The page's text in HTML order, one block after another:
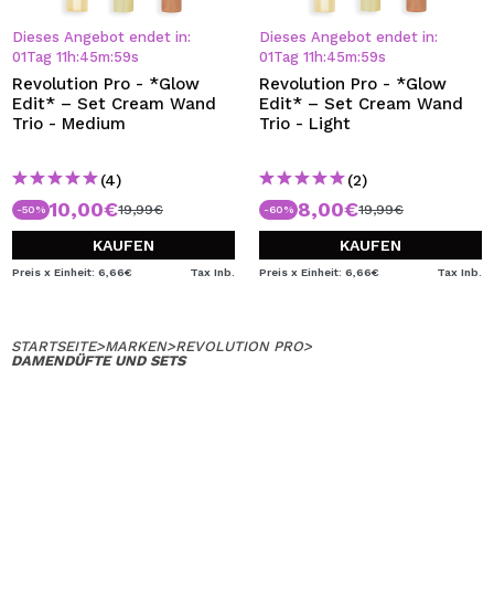
Dieses Angebot endet in:
01Tag 11 h:45m:58s
Revolution Pro - *Glow
Edit* – Set Cream Wand
Trio - Medium
(4)
-50% 10,00€19,99€
KAUFEN
Preis x Einheit: 6,66€ Tax Inb.
Dieses Angebot endet in:
01Tag 11 h:45m:58s
Revolution Pro - *Glow
Edit* – Set Cream Wand
Trio - Light
(2)
-60% 8,00€19,99€
KAUFEN
Preis x Einheit: 6,66€ Tax Inb.
STARTSEITE>MARKEN>REVOLUTION PRO>
DAMENDÜFTE UND SETS